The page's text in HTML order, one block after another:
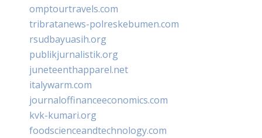
omptourtravels.com
tribratanews-polreskebumen.com
rsudbayuasih.org
publikjurnalistik.org
juneteenthapparel.net
italywarm.com
journaloffinanceeconomics.com
kvk-kumari.org
foodscienceandtechnology.com